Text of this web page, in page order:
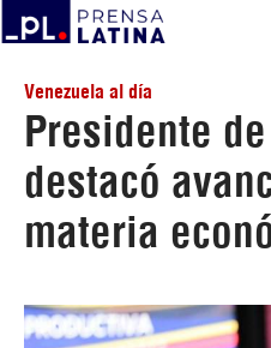
Venezuela al día
Presidente
destacó
materia